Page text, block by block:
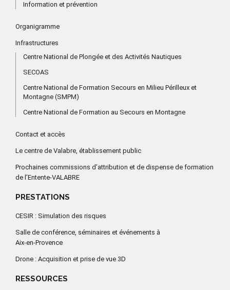
Information et prévention
Organigramme
Infrastructures
Centre National de Plongée et des Activités Nautiques
SECOAS
Centre National de Formation Secours en Milieu Périlleux et
Montagne (SMPM)
Centre National de Formation au Secours en Montagne
Contact et accès
Le centre de Valabre, établissement public
Prochaines commissions d’attribution et de dispense de formation
de l’Entente-VALABRE
PRESTATIONS
CESIR : Simulation des risques
Salle de conférence, séminaires et événements à
Aix-en-Provence
Drone : Acquisition et prise de vue 3D
RESSOURCES